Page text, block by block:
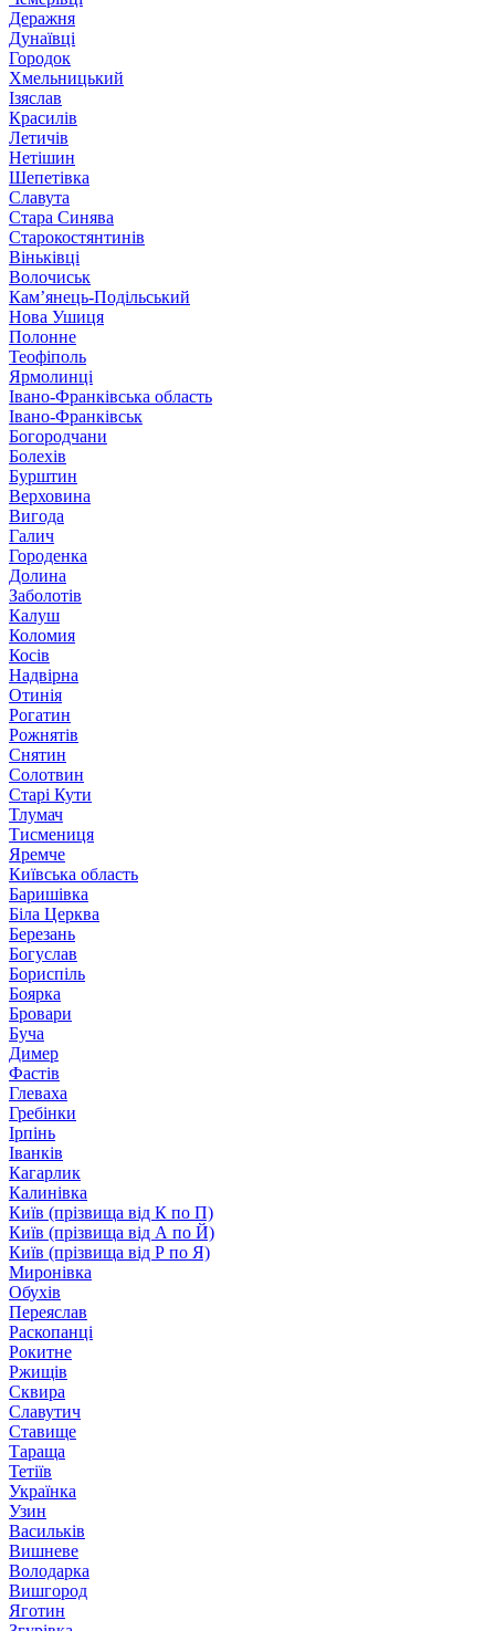
Деражня
Дунаївці
Городок
Хмельницький
Ізяслав
Красилів
Летичів
Нетішин
Шепетівка
Славута
Стара Синява
Старокостянтинів
Віньківці
Волочиськ
Кам’янець-Подільський
Нова Ушиця
Полонне
Теофіполь
Ярмолинці
Івано-Франківська область
Івано-Франківськ
Богородчани
Болехів
Бурштин
Верховина
Вигода
Галич
Городенка
Долина
Заболотів
Калуш
Коломия
Косів
Надвірна
Отинія
Рогатин
Рожнятів
Снятин
Солотвин
Старі Кути
Тлумач
Тисмениця
Яремче
Київська область
Баришівка
Біла Церква
Березань
Богуслав
Бориспіль
Боярка
Бровари
Буча
Димер
Фастів
Глеваха
Гребінки
Ірпінь
Іванків
Кагарлик
Калинівка
Київ (прізвища від К по П)
Київ (прізвища від А по Й)
Київ (прізвища від Р по Я)
Миронівка
Обухів
Переяслав
Раскопанці
Рокитне
Ржищів
Сквира
Славутич
Ставище
Тараща
Тетіїв
Українка
Узин
Васильків
Вишневе
Володарка
Вишгород
Яготин